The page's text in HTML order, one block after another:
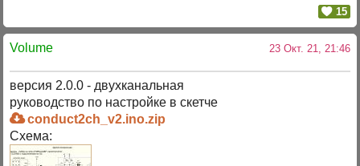
15
Volume 23 Окт. 21, 21:46
версия 2.0.0 - двухканальная
руководство по настройке в скетче
conduct2ch_v2.ino.zip
Схема: